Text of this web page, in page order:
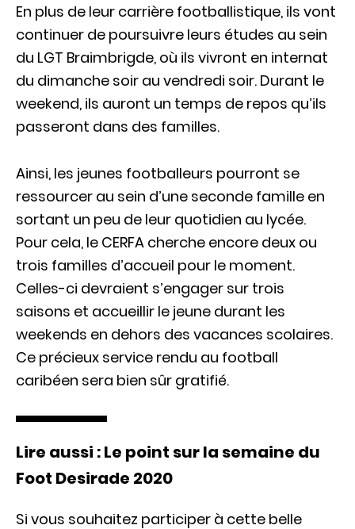
En plus de leur carrière footballistique, ils vont
continuer de poursuivre leurs études au sein
du LGT Braimbrigde, où ils vivront en internat
du dimanche soir au vendredi soir. Durant le
weekend, ils auront un temps de repos qu’ils
passeront dans des familles.
Ainsi, les jeunes footballeurs pourront se
ressourcer au sein d’une seconde famille en
sortant un peu de leur quotidien au lycée.
Pour cela, le CERFA cherche encore deux ou
trois familles d’accueil pour le moment.
Celles-ci devraient s’engager sur trois
saisons et accueillir le jeune durant les
weekends en dehors des vacances scolaires.
Ce précieux service rendu au football
caribéen sera bien sûr gratifié.
Lire aussi : Le point sur la semaine du
Foot Desirade 2020
Si vous souhaitez participer à cette belle